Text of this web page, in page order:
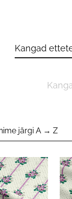
Kangad